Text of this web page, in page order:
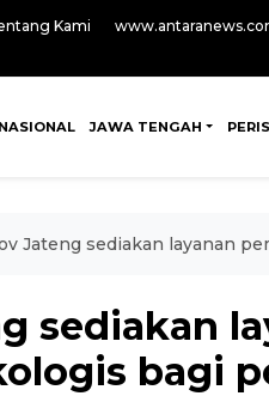
Kami
NASIONAL JAWA TENGAH
Jateng sediakan layanan
sediakan
bagi